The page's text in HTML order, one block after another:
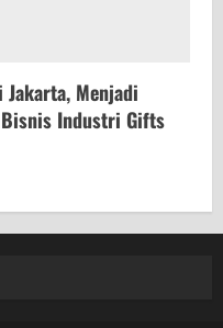
Menjadi
Bisnis Industri Gifts